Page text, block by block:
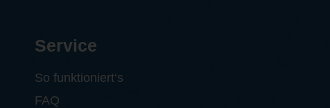
Service
So funktioniert‘s
FAQ